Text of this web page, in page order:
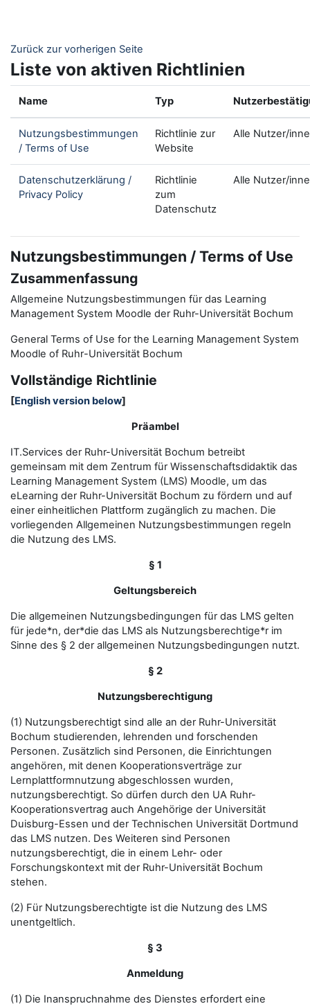
Zurück zur vorherigen Seite
Liste von aktiven Richtlinien
Name Typ
Nutzungsbestimmungen
/ Terms of Use
Richtlinie zur
Website
Alle Nutzer/
Datenschutzerklärung /
Privacy Policy
Richtlinie
zum
Datenschutz
Alle Nutzer/
Nutzungsbestimmungen / Terms of Use
Zusammenfassung
Allgemeine Nutzungsbestimmungen für das Learning
Management System Moodle der Ruhr-Universität Bochum
General Terms of Use for the Learning Management System
Moodle of Ruhr-Universität Bochum
Vollständige Richtlinie
[English version below]
Präambel
IT.Services der Ruhr-Universität Bochum betreibt
gemeinsam mit dem Zentrum für Wissenschaftsdidaktik das
Learning Management System (LMS) Moodle, um das
eLearning der Ruhr-Universität Bochum zu fördern und auf
einer einheitlichen Plattform zugänglich zu machen. Die
vorliegenden Allgemeinen Nutzungsbestimmungen regeln
die Nutzung des LMS.
§ 1
Geltungsbereich
Die allgemeinen Nutzungsbedingungen für das LMS gelten
für jede*n, der*die das LMS als Nutzungsberechtige*r im
Sinne des § 2 der allgemeinen Nutzungsbedingungen nutzt.
§ 2
Nutzungsberechtigung
(1) Nutzungsberechtigt sind alle an der Ruhr-Universität
Bochum studierenden, lehrenden und forschenden
Personen. Zusätzlich sind Personen, die Einrichtungen
angehören, mit denen Kooperationsverträge zur
Lernplattformnutzung abgeschlossen wurden,
nutzungsberechtigt. So dürfen durch den UA Ruhr-
Kooperationsvertrag auch Angehörige der Universität
Duisburg-Essen und der Technischen Universität Dortmund
das LMS nutzen. Des Weiteren sind Personen
nutzungsberechtigt, die in einem Lehr- oder
Forschungskontext mit der Ruhr-Universität Bochum
stehen.
(2) Für Nutzungsberechtigte ist die Nutzung des LMS
unentgeltlich.
§ 3
Anmeldung
(1) Die Inanspruchnahme des Dienstes erfordert eine